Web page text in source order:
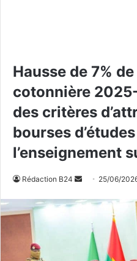
Hausse de 7%
cotonnière
des critères
bourses
l’enseignement
Rédaction B24 25/06/